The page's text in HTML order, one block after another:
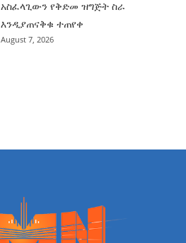
አስፈላጊውን የቅድመ ዝግጅት ስራ
እንዲያጠናቅቁ ተጠየቀ
August 7, 2026